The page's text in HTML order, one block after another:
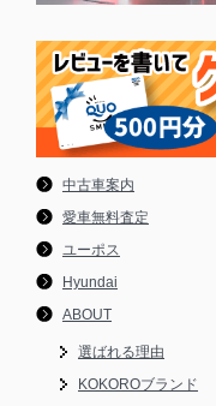
中古車案内
愛車無料査定
ユーポス
Hyundai
ABOUT
選ばれる理由
KOKOROブランド